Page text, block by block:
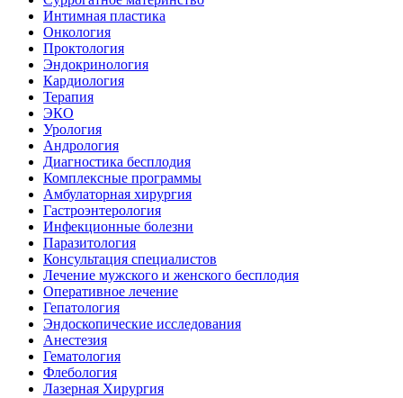
Интимная пластика
Онкология
Проктология
Эндокринология
Кардиология
Терапия
ЭКО
Урология
Андрология
Диагностика бесплодия
Комплексные программы
Амбулаторная хирургия
Гастроэнтерология
Инфекционные болезни
Паразитология
Консультация специалистов
Лечение мужского и женского бесплодия
Оперативное лечение
Гепатология
Эндоскопические исследования
Анестезия
Гематология
Флебология
Лазерная Хирургия